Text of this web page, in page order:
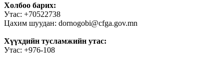
Холбоо барих:
Утас: +70522738
Цахим шуудан: dornogobi@cfga.gov.mn
Хүүхдийн тусламжийн утас:
Утас: +976-108